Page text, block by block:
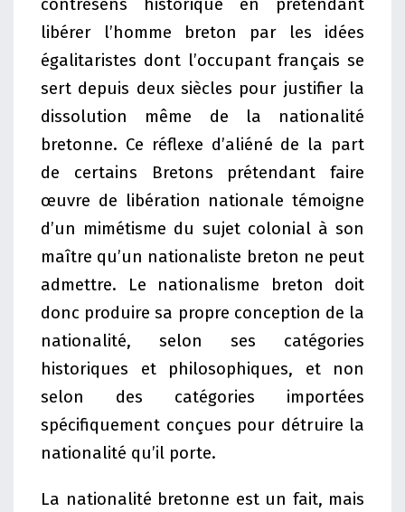
contresens historique en prétendant
libérer l’homme breton par les idées
égalitaristes dont l’occupant français se
sert depuis deux siècles pour justifier la
dissolution même de la nationalité
bretonne. Ce réflexe d’aliéné de la part
de certains Bretons prétendant faire
œuvre de libération nationale témoigne
d’un mimétisme du sujet colonial à son
maître qu’un nationaliste breton ne peut
admettre. Le nationalisme breton doit
donc produire sa propre conception de la
nationalité, selon ses catégories
historiques et philosophiques, et non
selon des catégories importées
spécifiquement conçues pour détruire la
nationalité qu’il porte.
La nationalité bretonne est un fait, mais